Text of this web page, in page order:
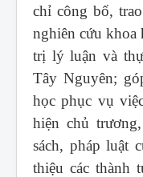
chỉ công bố,
nghiên cứu khoa
trị lý luận và
Tây Nguyên;
học phục vụ
hiện chủ
sách, pháp luật
thiệu các thành